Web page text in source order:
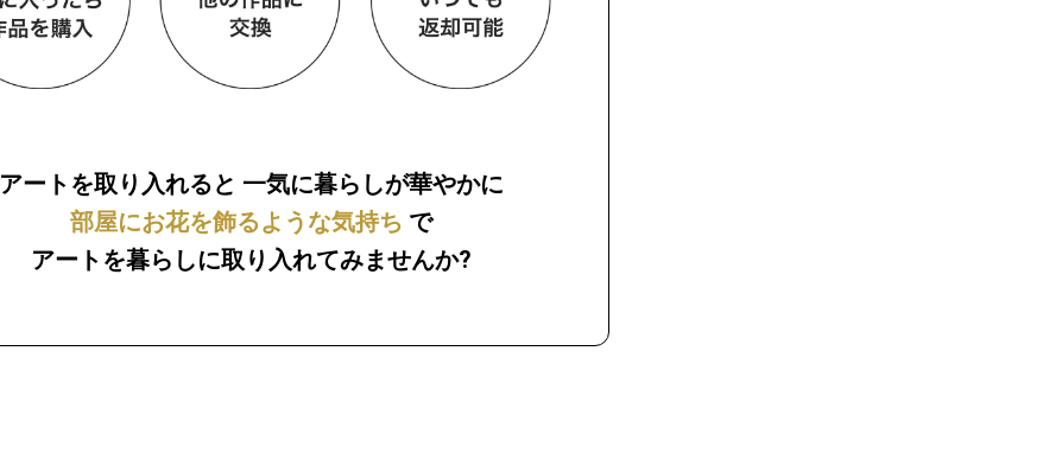
アートを取り入れると 一気に暮らしが華やかに
部屋にお花を飾るような気持ち で
アートを暮らしに取り入れてみませんか?